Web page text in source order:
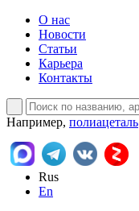
О нас
Новости
Статьи
Карьера
Контакты
Например, полиацеталь
Rus
En